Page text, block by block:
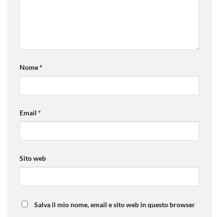
Nome*
Email *
Sito web
Salva il mio nome, email e sito web in questo browser